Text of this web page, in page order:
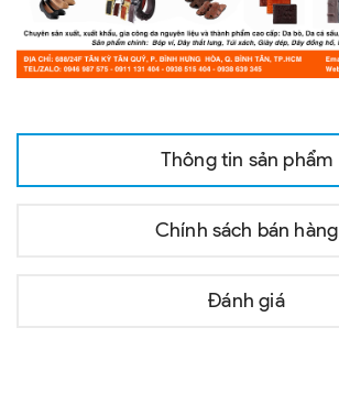
Thông tin sản phẩm
Chính sách bán hàng
Đánh giá